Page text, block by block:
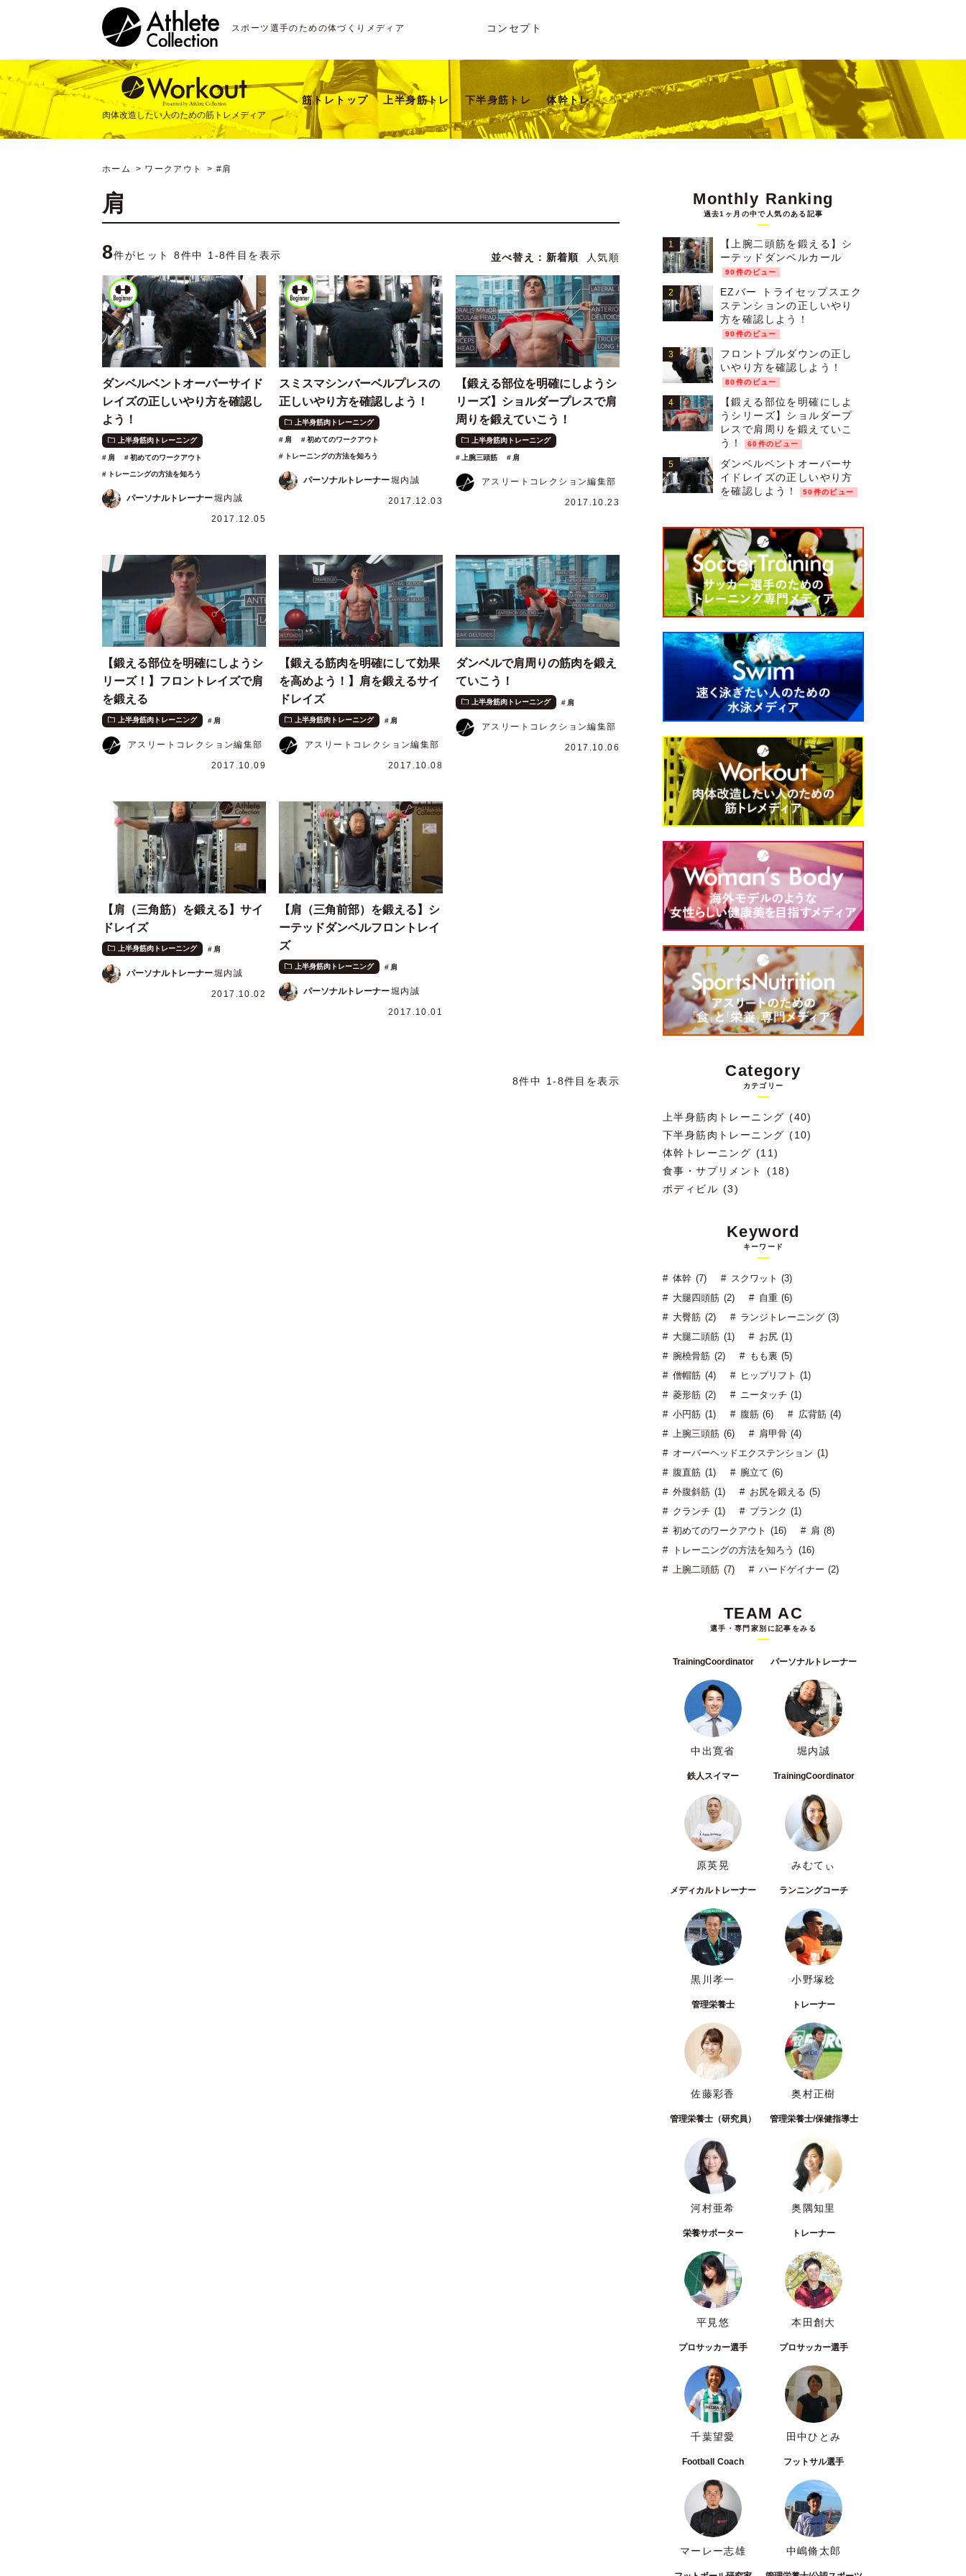
スポーツ選手のための体づくりメディア コンセプト
肉体改造したい人のための筋トレメディア
筋トレトップ 上半身筋トレ 下半身筋トレ 体幹トレ
ホーム ワークアウト #肩
肩
8件がヒット 8件中 1-8件目を表示 並べ替え： 新着順 人気順
ダンベルベントオーバーサイド
レイズの正しいやり方を確認し
よう！
上半身筋肉トレーニング
肩 初めてのワークアウト
トレーニングの方法を知ろう
パーソナルトレーナー堀内誠
2017.12.05
スミスマシンバーベルプレスの
正しいやり方を確認しよう！
上半身筋肉トレーニング
肩 初めてのワークアウト
トレーニングの方法を知ろう
パーソナルトレーナー堀内誠
2017.12.03
【鍛える部位を明確にしようシ
リーズ】ショルダープレスで肩
周りを鍛えていこう！
上半身筋肉トレーニング
上腕三頭筋 肩
アスリートコレクション編集部
2017.10.23
【鍛える部位を明確にしようシ
リーズ！】フロントレイズで肩
を鍛える
上半身筋肉トレーニング 肩
アスリートコレクション編集部
2017.10.09
【鍛える筋肉を明確にして効果
を高めよう！】肩を鍛えるサイ
ドレイズ
上半身筋肉トレーニング 肩
アスリートコレクション編集部
2017.10.08
ダンベルで肩周りの筋肉を鍛え
ていこう！
上半身筋肉トレーニング 肩
アスリートコレクション編集部
2017.10.06
【肩（三角筋）を鍛える】サイ
ドレイズ
上半身筋肉トレーニング 肩
パーソナルトレーナー堀内誠
2017.10.02
【肩（三角前部）を鍛える】シ
ーテッドダンベルフロントレイ
ズ
上半身筋肉トレーニング 肩
パーソナルトレーナー堀内誠
2017.10.01
8件中 1-8件目を表示
Monthly Ranking
過去1ヶ月の中で人気のある記事
【上腕二頭筋を鍛える】シ
ーテッドダンベルカール
90件のビュー
EZバー トライセップスエク
ステンションの正しいやり
方を確認しよう！
90件のビュー
フロントプルダウンの正し
いやり方を確認しよう！
80件のビュー
【鍛える部位を明確にしよ
うシリーズ】ショルダープ
レスで肩周りを鍛えていこ
う！
60件のビュー
ダンベルベントオーバーサ
イドレイズの正しいやり方
を確認しよう！
50件のビュー
Category
カテゴリー
上半身筋肉トレーニング (40)
下半身筋肉トレーニング (10)
体幹トレーニング (11)
食事・サプリメント (18)
ボディビル (3)
Keyword
キーワード
体幹 (7)
スクワット (3)
大腿四頭筋 (2)
自重 (6)
大臀筋 (2)
ランジトレーニング (3)
大腿二頭筋 (1)
お尻 (1)
腕橈骨筋 (2)
もも裏 (5)
僧帽筋 (4)
ヒップリフト (1)
菱形筋 (2)
ニータッチ (1)
小円筋 (1)
腹筋 (6)
広背筋 (4)
上腕三頭筋 (6)
肩甲骨 (4)
オーバーヘッドエクステンション (1)
腹直筋 (1)
腕立て (6)
外腹斜筋 (1)
お尻を鍛える (5)
クランチ (1)
プランク (1)
初めてのワークアウト (16)
肩 (8)
トレーニングの方法を知ろう (16)
上腕二頭筋 (7)
ハードゲイナー (2)
TEAM AC
選手・専門家別に記事をみる
TrainingCoordinator
中出寛省
パーソナルトレーナー
堀内誠
鉄人スイマー
原英晃
TrainingCoordinator
みむてぃ
メディカルトレーナー
黒川孝一
ランニングコーチ
小野塚稔
管理栄養士
佐藤彩香
トレーナー
奥村正樹
管理栄養士（研究員）
河村亜希
管理栄養士/保健指導士
奥隅知里
栄養サポーター
平見悠
トレーナー
本田創大
プロサッカー選手
千葉望愛
プロサッカー選手
田中ひとみ
Football Coach
マーレー志雄
フットサル選手
中嶋脩太郎